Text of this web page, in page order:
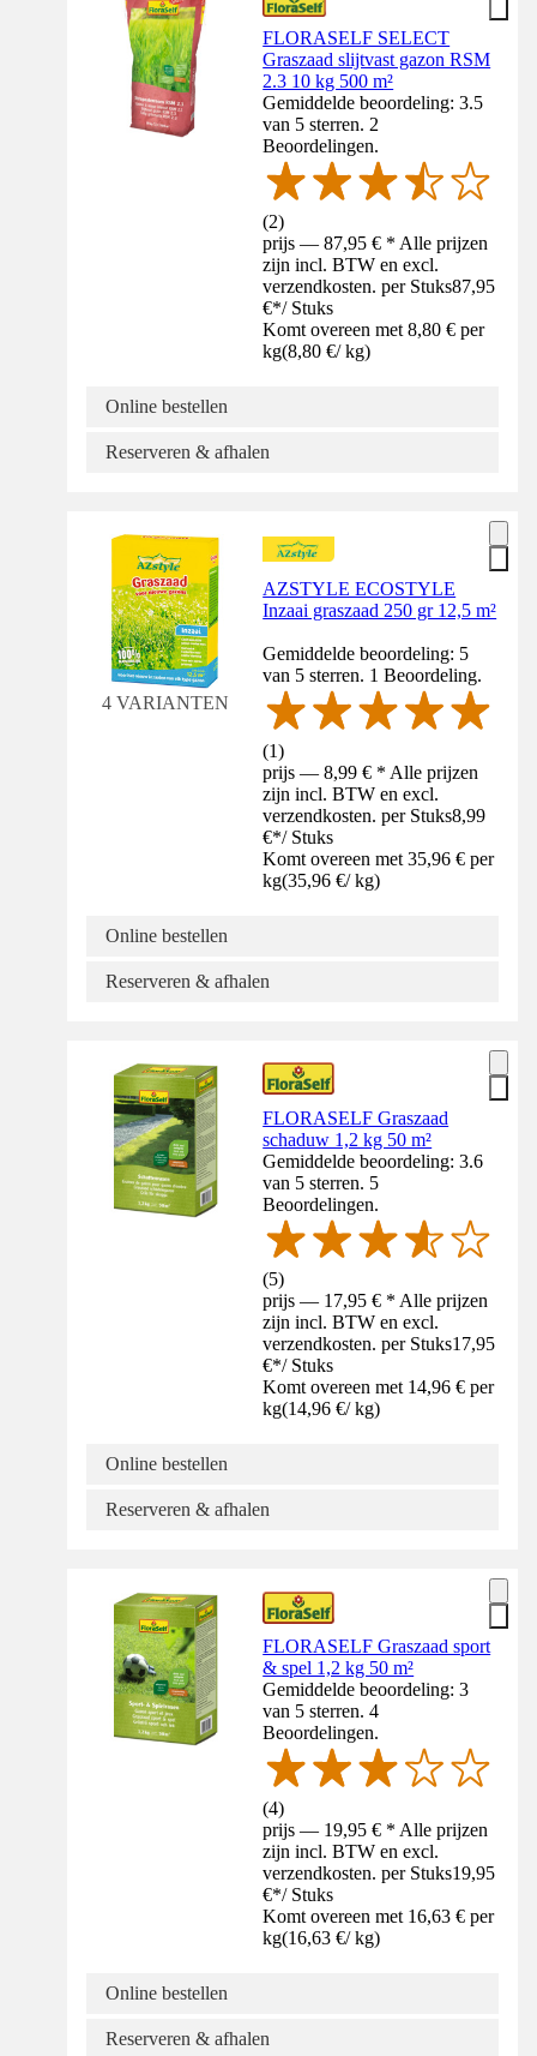
FLORASELF SELECT
Graszaad slijtvast gazon RSM
2.3 10 kg 500 m²
Gemiddelde beoordeling: 3.5
van 5 sterren. 2
Beoordelingen.
(2)
prijs — 87,95 € * Alle prijzen
zijn incl. BTW en excl.
verzendkosten. per Stuks87,95
€*/ Stuks
Komt overeen met 8,80 € per
kg(8,80 €/ kg)
Online bestellen
Reserveren & afhalen
4 VARIANTEN
AZSTYLE ECOSTYLE
Inzaai graszaad 250 gr 12,5 m²
Gemiddelde beoordeling: 5
van 5 sterren. 1 Beoordeling.
(1)
prijs — 8,99 € * Alle prijzen
zijn incl. BTW en excl.
verzendkosten. per Stuks8,99
€*/ Stuks
Komt overeen met 35,96 € per
kg(35,96 €/ kg)
Online bestellen
Reserveren & afhalen
FLORASELF Graszaad
schaduw 1,2 kg 50 m²
Gemiddelde beoordeling: 3.6
van 5 sterren. 5
Beoordelingen.
(5)
prijs — 17,95 € * Alle prijzen
zijn incl. BTW en excl.
verzendkosten. per Stuks17,95
€*/ Stuks
Komt overeen met 14,96 € per
kg(14,96 €/ kg)
Online bestellen
Reserveren & afhalen
FLORASELF Graszaad sport
& spel 1,2 kg 50 m²
Gemiddelde beoordeling: 3
van 5 sterren. 4
Beoordelingen.
(4)
prijs — 19,95 € * Alle prijzen
zijn incl. BTW en excl.
verzendkosten. per Stuks19,95
€*/ Stuks
Komt overeen met 16,63 € per
kg(16,63 €/ kg)
Online bestellen
Reserveren & afhalen